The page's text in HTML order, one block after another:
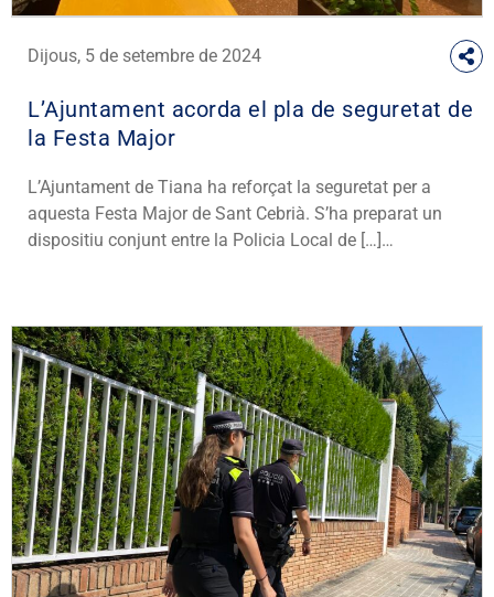
Dijous, 5 de setembre de 2024
L’Ajuntament acorda el pla de seguretat de
la Festa Major
L’Ajuntament de Tiana ha reforçat la seguretat per a
aquesta Festa Major de Sant Cebrià. S’ha preparat un
dispositiu conjunt entre la Policia Local de […]…